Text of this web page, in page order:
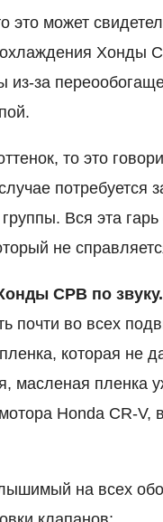
может
охлаждения Хонды
из-за
то это
потребуется
Вся эта гарь
не
СРВ по звуку.
почти во всех
которая не
масленая пленка
Honda CR-V,
на всех